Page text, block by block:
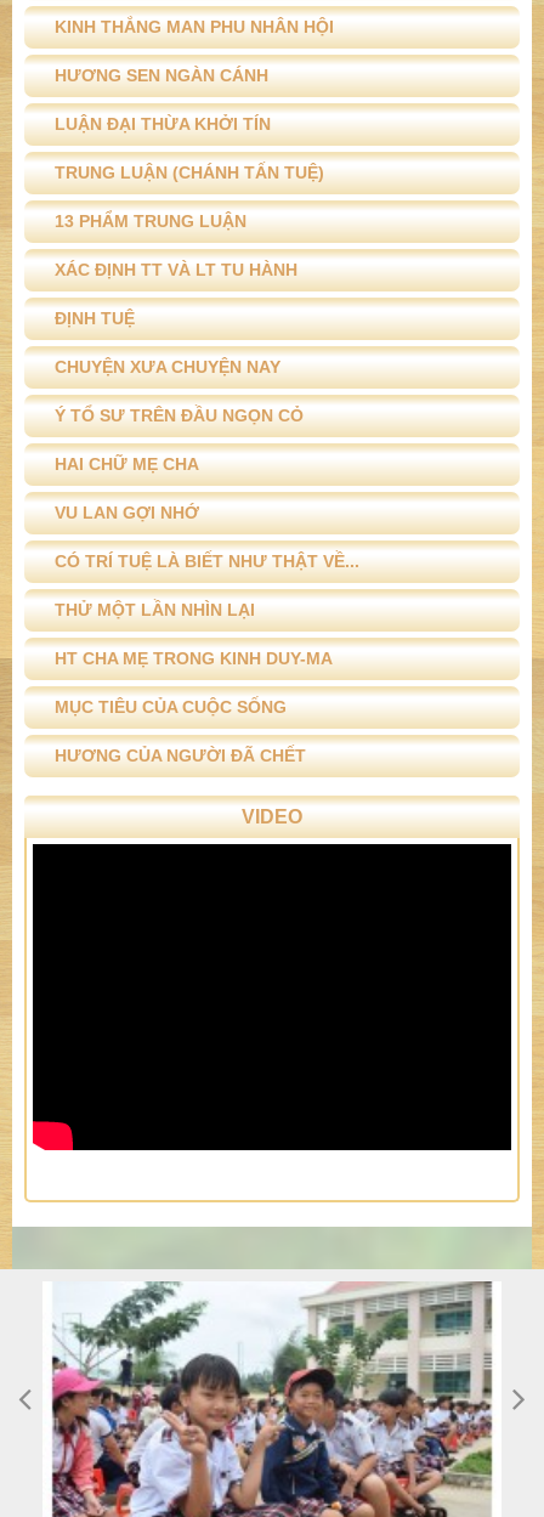
KINH THẮNG MAN PHU NHÂN HỘI
HƯƠNG SEN NGÀN CÁNH
LUẬN ĐẠI THỪA KHỞI TÍN
TRUNG LUẬN (CHÁNH TẤN TUỆ)
13 PHẨM TRUNG LUẬN
XÁC ĐỊNH TT VÀ LT TU HÀNH
ĐỊNH TUỆ
CHUYỆN XƯA CHUYỆN NAY
Ý TỔ SƯ TRÊN ĐẦU NGỌN CỎ
HAI CHỮ MẸ CHA
VU LAN GỢI NHỚ
CÓ TRÍ TUỆ LÀ BIẾT NHƯ THẬT VỀ...
THỬ MỘT LẦN NHÌN LẠI
HT CHA MẸ TRONG KINH DUY-MA
MỤC TIÊU CỦA CUỘC SỐNG
HƯƠNG CỦA NGƯỜI ĐÃ CHẾT
VIDEO